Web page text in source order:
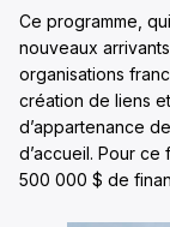
Ce programme,
nouveaux
organisations
création de liens
d’appartenance
d’accueil. Pour
500 000 $ de